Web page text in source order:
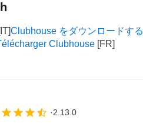
Clubhouse をダウンロードする
Clubhouse
2.13.0